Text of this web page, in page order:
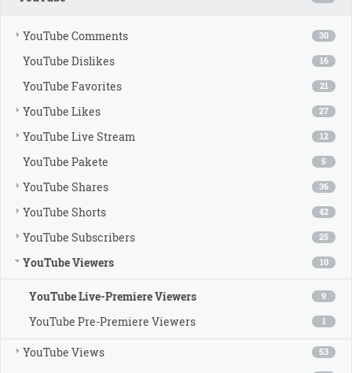
30
YouTube Comments
16
YouTube Dislikes
21
YouTube Favorites
27
YouTube Likes
12
YouTube Live Stream
5
YouTube Pakete
36
YouTube Shares
42
YouTube Shorts
25
YouTube Subscribers
10
YouTube Viewers
9
YouTube Live-Premiere Viewers
1
YouTube Pre-Premiere Viewers
53
YouTube Views